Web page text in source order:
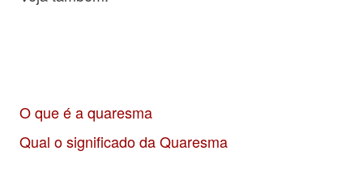
O que é a quaresma
Qual o significado da Quaresma